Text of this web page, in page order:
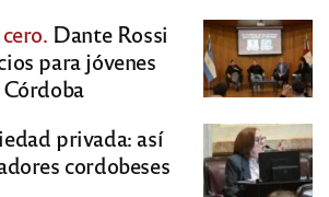
Dante Rossi
para jóvenes
privada: así
cordobeses